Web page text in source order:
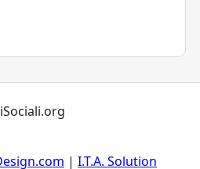
| I.T.A. Solution